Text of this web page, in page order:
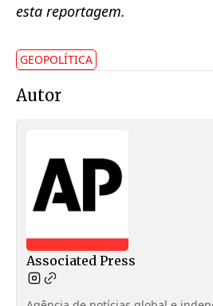
esta reportagem.
GEOPOLÍTICA
Autor
Associated Press